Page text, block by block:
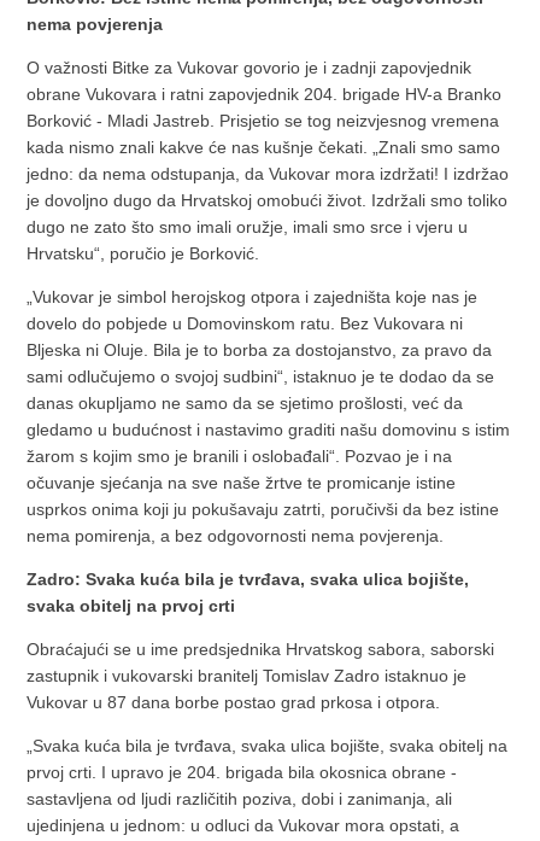
nema povjerenja
O važnosti Bitke za Vukovar govorio je i zadnji zapovjednik
obrane Vukovara i ratni zapovjednik 204. brigade HV-a Branko
Borković - Mladi Jastreb. Prisjetio se tog neizvjesnog vremena
kada nismo znali kakve će nas kušnje čekati. „Znali smo samo
jedno: da nema odstupanja, da Vukovar mora izdržati! I izdržao
je dovoljno dugo da Hrvatskoj omobući život. Izdržali smo toliko
dugo ne zato što smo imali oružje, imali smo srce i vjeru u
Hrvatsku“, poručio je Borković.
„Vukovar je simbol herojskog otpora i zajedništa koje nas je
dovelo do pobjede u Domovinskom ratu. Bez Vukovara ni
Bljeska ni Oluje. Bila je to borba za dostojanstvo, za pravo da
sami odlučujemo o svojoj sudbini“, istaknuo je te dodao da se
danas okupljamo ne samo da se sjetimo prošlosti, već da
gledamo u budućnost i nastavimo graditi našu domovinu s istim
žarom s kojim smo je branili i oslobađali“. Pozvao je i na
očuvanje sjećanja na sve naše žrtve te promicanje istine
usprkos onima koji ju pokušavaju zatrti, poručivši da bez istine
nema pomirenja, a bez odgovornosti nema povjerenja.
Zadro: Svaka kuća bila je tvrđava, svaka ulica bojište,
svaka obitelj na prvoj crti
Obraćajući se u ime predsjednika Hrvatskog sabora, saborski
zastupnik i vukovarski branitelj Tomislav Zadro istaknuo je
Vukovar u 87 dana borbe postao grad prkosa i otpora.
„Svaka kuća bila je tvrđava, svaka ulica bojište, svaka obitelj na
prvoj crti. I upravo je 204. brigada bila okosnica obrane -
sastavljena od ljudi različitih poziva, dobi i zanimanja, ali
ujedinjena u jednom: u odluci da Vukovar mora opstati, a